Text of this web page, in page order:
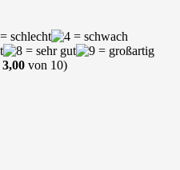
3,00 von 10)